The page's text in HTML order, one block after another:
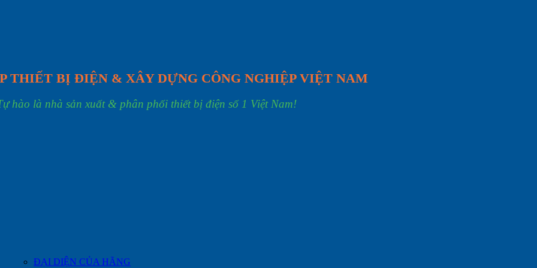
THIẾT BỊ ĐIỆN & XÂY DỰNG CÔNG NGHIỆP VIỆT NAM
hào là nhà sản xuất & phân phối thiết bị điện số 1 Việt Nam!
ĐẠI DIỆN CỦA HÃNG